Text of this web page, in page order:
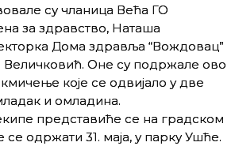
су чланица Већа ГО
за здравство, Наташа
Дома здравља “Вождовац”
Оне су подржале ово
које се одвијало у две
и омладина.
представиће се на градском
се одржати 31. маја, у парку Ушће.